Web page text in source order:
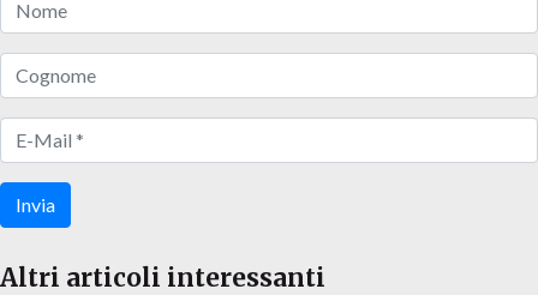
Invia
Altri articoli interessanti